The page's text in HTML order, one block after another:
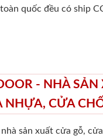
quốc đều có ship
- NHÀ SẢN
NHỰA, CỬA
nhà sản xuất cửa gỗ,